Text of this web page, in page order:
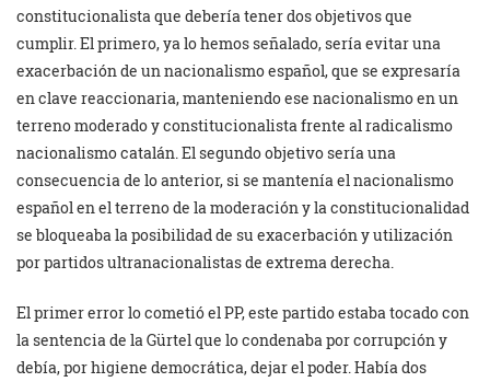
constitucionalista que debería tener dos objetivos que
cumplir. El primero, ya lo hemos señalado, sería evitar una
exacerbación de un nacionalismo español, que se expresaría
en clave reaccionaria, manteniendo ese nacionalismo en un
terreno moderado y constitucionalista frente al radicalismo
nacionalismo catalán. El segundo objetivo sería una
consecuencia de lo anterior, si se mantenía el nacionalismo
español en el terreno de la moderación y la constitucionalidad
se bloqueaba la posibilidad de su exacerbación y utilización
por partidos ultranacionalistas de extrema derecha.
El primer error lo cometió el PP, este partido estaba tocado con
la sentencia de la Gürtel que lo condenaba por corrupción y
debía, por higiene democrática, dejar el poder. Había dos